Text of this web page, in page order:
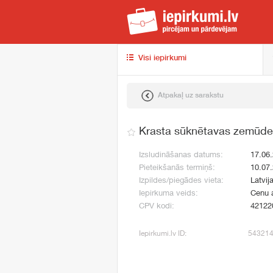
Visi iepirkumi
Atpakaļ uz sarakstu
Krasta sūknētavas
Izsludināšanas datums:
Pieteikšanās termiņš:
Izpildes/piegādes vieta:
Latvija
Iepirkuma veids:
Cenu
CPV kodi:
Iepirkumi.lv ID: